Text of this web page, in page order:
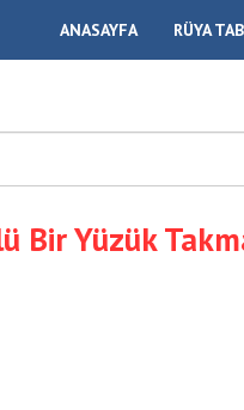
ANASAYFA RÜYA
Bir Yüzük